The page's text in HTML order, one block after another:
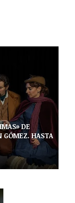
DE
GÓMEZ. HASTA